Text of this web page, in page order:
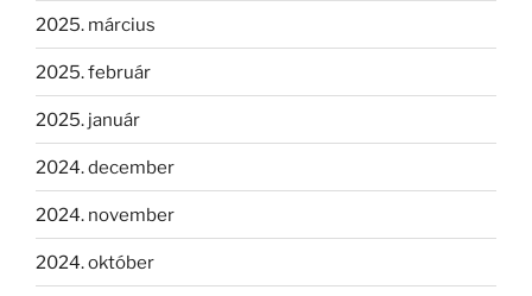
2025. március
2025. február
2025. január
2024. december
2024. november
2024. október